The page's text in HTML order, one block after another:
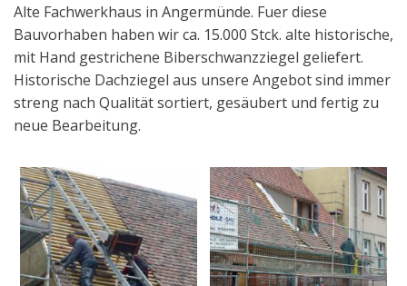
Alte Fachwerkhaus in Angermünde. Fuer diese
Bauvorhaben haben wir ca. 15.000 Stck. alte historische,
mit Hand gestrichene Biberschwanzziegel geliefert.
Historische Dachziegel aus unsere Angebot sind immer
streng nach Qualität sortiert, gesäubert und fertig zu
neue Bearbeitung.